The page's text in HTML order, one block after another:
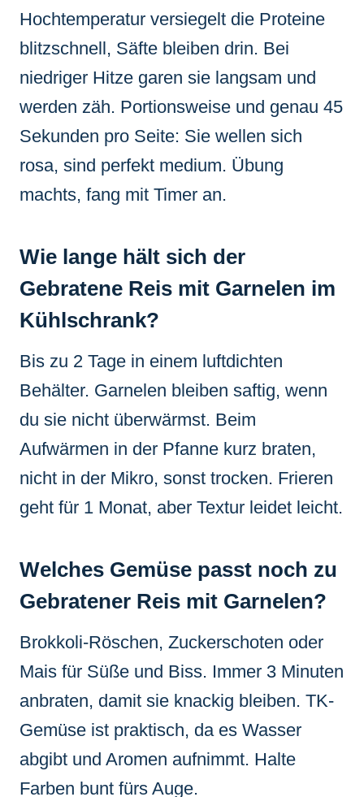
Hochtemperatur versiegelt die Proteine
blitzschnell, Säfte bleiben drin. Bei
niedriger Hitze garen sie langsam und
werden zäh. Portionsweise und genau 45
Sekunden pro Seite: Sie wellen sich
rosa, sind perfekt medium. Übung
machts, fang mit Timer an.
Wie lange hält sich der
Gebratene Reis mit Garnelen im
Kühlschrank?
Bis zu 2 Tage in einem luftdichten
Behälter. Garnelen bleiben saftig, wenn
du sie nicht überwärmst. Beim
Aufwärmen in der Pfanne kurz braten,
nicht in der Mikro, sonst trocken. Frieren
geht für 1 Monat, aber Textur leidet leicht.
Welches Gemüse passt noch zu
Gebratener Reis mit Garnelen?
Brokkoli-Röschen, Zuckerschoten oder
Mais für Süße und Biss. Immer 3 Minuten
anbraten, damit sie knackig bleiben. TK-
Gemüse ist praktisch, da es Wasser
abgibt und Aromen aufnimmt. Halte
Farben bunt fürs Auge.